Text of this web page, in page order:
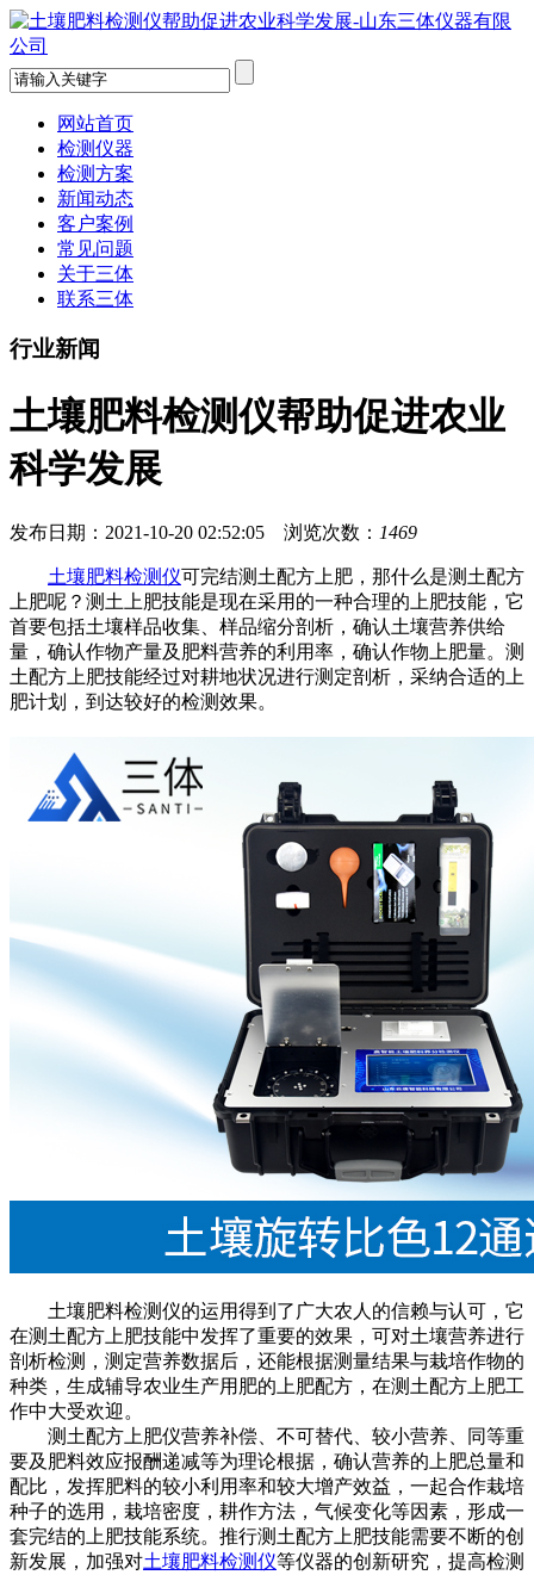
网站首页
检测仪器
检测方案
新闻动态
客户案例
常见问题
关于三体
联系三体
行业新闻
土壤肥料检测仪帮助促进农业
科学发展
发布日期：2021-10-20 02:52:05 浏览次数： 1469
土壤肥料检测仪可完结测土配方上肥，那什么是测土配方
上肥呢？测土上肥技能是现在采用的一种合理的上肥技能，它
首要包括土壤样品收集、样品缩分剖析，确认土壤营养供给
量，确认作物产量及肥料营养的利用率，确认作物上肥量。测
土配方上肥技能经过对耕地状况进行测定剖析，采纳合适的上
肥计划，到达较好的检测效果。
土壤肥料检测仪的运用得到了广大农人的信赖与认可，它
在测土配方上肥技能中发挥了重要的效果，可对土壤营养进行
剖析检测，测定营养数据后，还能根据测量结果与栽培作物的
种类，生成辅导农业生产用肥的上肥配方，在测土配方上肥工
作中大受欢迎。
测土配方上肥仪营养补偿、不可替代、较小营养、同等重
要及肥料效应报酬递减等为理论根据，确认营养的上肥总量和
配比，发挥肥料的较小利用率和较大增产效益，一起合作栽培
种子的选用，栽培密度，耕作方法，气候变化等因素，形成一
套完结的上肥技能系统。推行测土配方上肥技能需要不断的创
新发展，加强对土壤肥料检测仪等仪器的创新研究，提高检测